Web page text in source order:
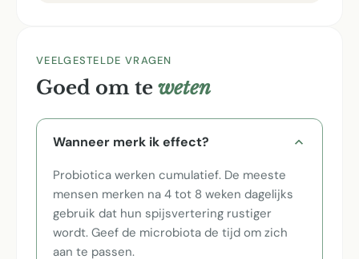
VEELGESTELDE VRAGEN
Goed om te weten
Wanneer merk ik effect?
Probiotica werken cumulatief. De meeste
mensen merken na 4 tot 8 weken dagelijks
gebruik dat hun spijsvertering rustiger
wordt. Geef de microbiota de tijd om zich
aan te passen.